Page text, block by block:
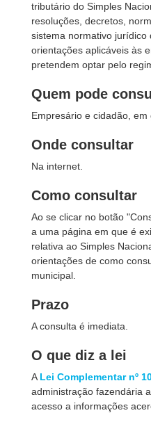
tributário do Simples
resoluções, decretos,
sistema normativo jurídico
orientações aplicáveis às
pretendem optar pelo
Quem pode
Empresário e cidadão, em
Onde consultar
Na internet.
Como consultar
Ao se clicar no botão
a uma página em que é
relativa ao Simples
orientações de como
municipal.
Prazo
A consulta é imediata.
O que diz a lei
A Lei Complementar nº
administração fazendária
acesso a informações